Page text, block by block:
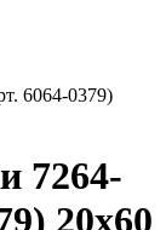
6064-0379)
7264-
20х60